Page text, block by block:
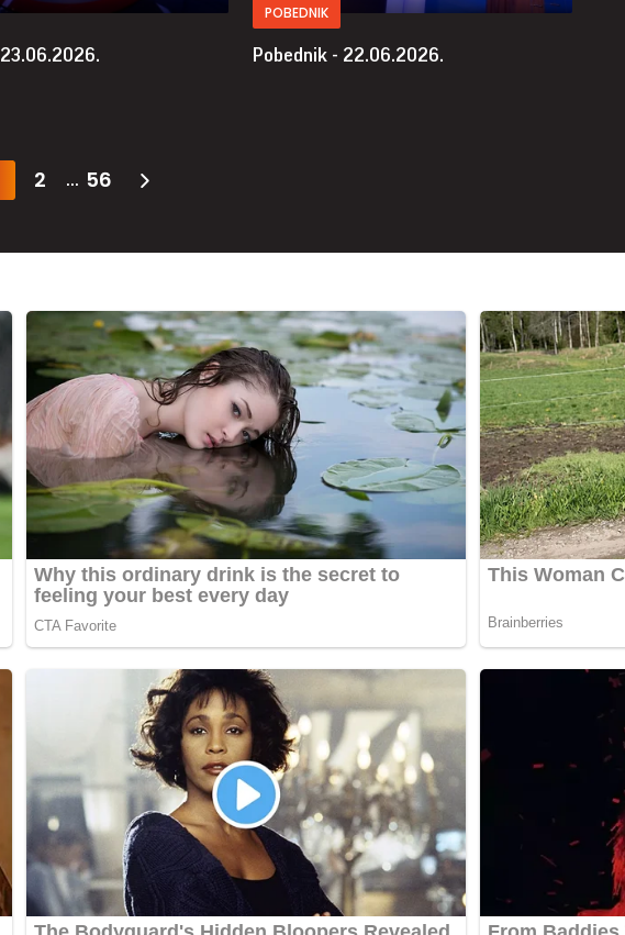
POBEDNIK
Pobednik - 22.06.2026.
2 ... 56